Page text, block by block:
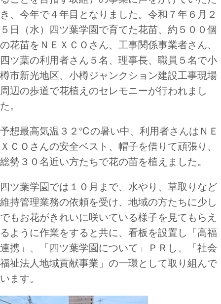
き、今年で４年目となりました。令和７年６月２
５日（水）四ツ葉学園で育てた花苗、約５００個
の花苗をＮＥＸＣＯさん、工事関係事業者さん、
四ツ葉の利用者さん５名、理事長、職員５名で小
樽市新光地区、小樽ジャンクション建設工事現場
周辺の歩道で花植えのセレモニーが行われまし
た。
予想最高気温３２℃の暑い中、利用者さんはＮＥ
ＸＣＯさんの安全ベスト、帽子を借りて頑張り、
総勢３０名近い方たちで花の苗を植えました。
四ツ葉学園では１０月まで、水やり、草取りなど
維持管理業務の依頼を受け、地域の方たちに少し
でもお花がきれいに咲いている様子を見てもらえ
るように作業をすると共に、看板を設置し「高福
連携」、「四ツ葉学園について」ＰＲし、「社会
福祉法人地域貢献事業」の一環として取り組んで
います。